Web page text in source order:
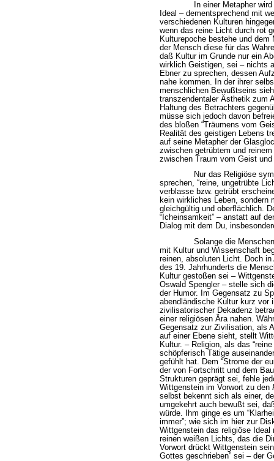
In einer Metapher
Ideal – dementsprechend mit
verschiedenen Kulturen
wenn das reine Licht durch rot
Kulturepoche bestehe und
der Mensch diese für das
daß Kultur im Grunde nur ein
wirklich Geistigen, sei – nichts
Ebner zu sprechen, dessen
nahe kommen. In der ihrer
menschlichen Bewußtseins
transzendentaler Ästhetik zum
Haltung des Betrachters
müsse sich jedoch davon
des bloßen “Träumens vom
Realität des geistigen Lebens
auf seine Metapher der
zwischen getrübtem und
zwischen Traum vom Geist
Nur das Religiöse
sprechen,“reine, ungetrübte
verblasse bzw. getrübt
kein wirkliches Leben, sondern
gleichgültig und oberflächlich.
“Icheinsamkeit” – anstatt auf
Dialog mit dem Du,
Solange die
mit Kultur und Wissenschaft
reinen, absoluten Licht. Doch
des 19. Jahrhunderts die
Kultur gestoßen sei –
Oswald Spengler – stelle sich
der Humor. Im Gegensatz zu
abendländische Kultur kurz vor
zivilisatorischer Dekadenz
einer religiösen Ära nahen.
Gegensatz zur Zivilisation, als
auf einer Ebene sieht, stellt
Kultur. – Religion, als das
schöpferisch Tätige
gefühlt hat. Dem“Strome der
der von Fortschritt und dem
Strukturen geprägt sei, fehle
Wittgenstein im Vorwort zu den
selbst bekennt sich als einer,
umgekehrt auch bewußt sei,
würde. Ihm ginge es um
immer”; wie sich im hier zur
Wittgenstein das religiöse
reinen weißen Lichts, das die
Vorwort drückt Wittgenstein
Gottes geschrieben” sei – der